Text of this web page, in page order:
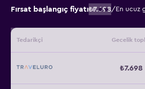
Fırsat başlangıç fiyatı₺7.698/ En ucuz
Tedarikçi Gecelik
₺7.698